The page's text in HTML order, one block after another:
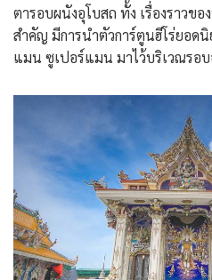
ตารอบผนังอุโบสถ ทั้ง เรื่องราวข
สำคัญ มีการนำตัวการ์ตูนฮีโร่ยอด
แมน ซูเปอร์แมน มาไว้บริเวณรอบ